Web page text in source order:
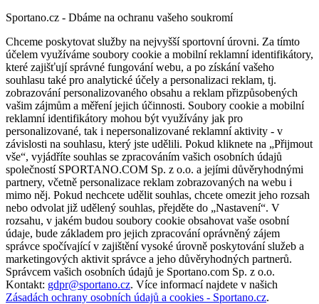
Sportano.cz - Dbáme na ochranu vašeho soukromí
Chceme poskytovat služby na nejvyšší sportovní úrovni. Za tímto
účelem využíváme soubory cookie a mobilní reklamní identifikátory,
které zajišťují správné fungování webu, a po získání vašeho
souhlasu také pro analytické účely a personalizaci reklam, tj.
zobrazování personalizovaného obsahu a reklam přizpůsobených
vašim zájmům a měření jejich účinnosti. Soubory cookie a mobilní
reklamní identifikátory mohou být využívány jak pro
personalizované, tak i nepersonalizované reklamní aktivity - v
závislosti na souhlasu, který jste udělili. Pokud kliknete na „Přijmout
vše“, vyjádříte souhlas se zpracováním vašich osobních údajů
společností SPORTANO.COM Sp. z o.o. a jejími důvěryhodnými
partnery, včetně personalizace reklam zobrazovaných na webu i
mimo něj. Pokud nechcete udělit souhlas, chcete omezit jeho rozsah
nebo odvolat již udělený souhlas, přejděte do „Nastavení“. V
rozsahu, v jakém budou soubory cookie obsahovat vaše osobní
údaje, bude základem pro jejich zpracování oprávněný zájem
správce spočívající v zajištění vysoké úrovně poskytování služeb a
marketingových aktivit správce a jeho důvěryhodných partnerů.
Správcem vašich osobních údajů je Sportano.com Sp. z o.o.
Kontakt: gdpr@sportano.cz. Více informací najdete v našich
Zásadách ochrany osobních údajů a cookies - Sportano.cz.